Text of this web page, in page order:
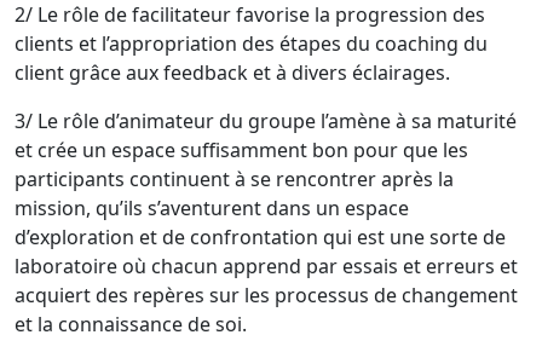
2/ Le rôle de facilitateur favorise la progression des
clients et l’appropriation des étapes du coaching du
client grâce aux feedback et à divers éclairages.
3/ Le rôle d’animateur du groupe l’amène à sa maturité
et crée un espace suffisamment bon pour que les
participants continuent à se rencontrer après la
mission, qu’ils s’aventurent dans un espace
d’exploration et de confrontation qui est une sorte de
laboratoire où chacun apprend par essais et erreurs et
acquiert des repères sur les processus de changement
et la connaissance de soi.